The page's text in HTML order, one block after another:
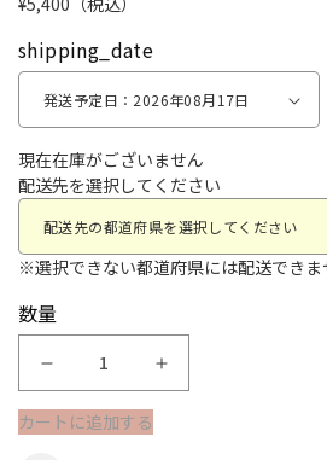
shipping_date
現在在庫がございません
配送先を選択してください
※選択できない都道府県には配送できま
数量
岐
う
讃
カートに追加する